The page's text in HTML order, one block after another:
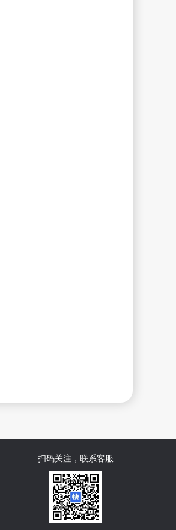
扫码关注，联系客服